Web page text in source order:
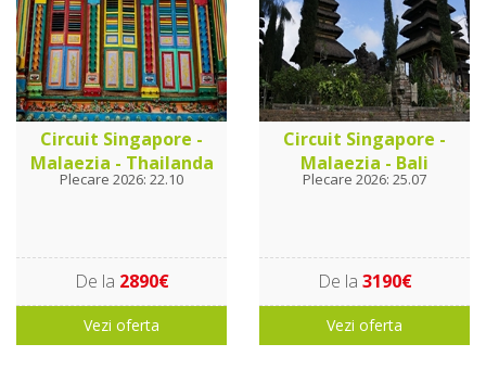
Circuit Singapore -
Malaezia - Thailanda
Plecare 2026: 22.10
De la 2890€
Vezi oferta
Circuit Singapore -
Malaezia - Bali
Plecare 2026: 25.07
De la 3190€
Vezi oferta